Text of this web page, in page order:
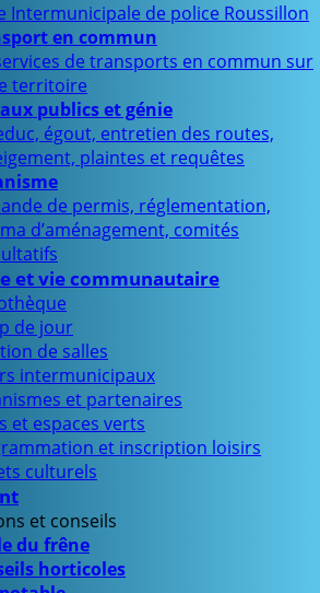
Intermunicipale de police Roussillon
en commun
de transports en commun sur
territoire
publics et génie
égout, entretien des routes,
plaintes et requêtes
de permis, réglementation,
d’aménagement, comités
et vie communautaire
de jour
de salles
intermunicipaux
et partenaires
et espaces verts
et inscription loisirs
culturels
et conseils
du frêne
horticoles